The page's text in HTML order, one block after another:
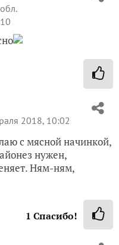
2018, 10:02
с мясной начинкой,
нужен,
Ням-ням,
1 Спасибо!